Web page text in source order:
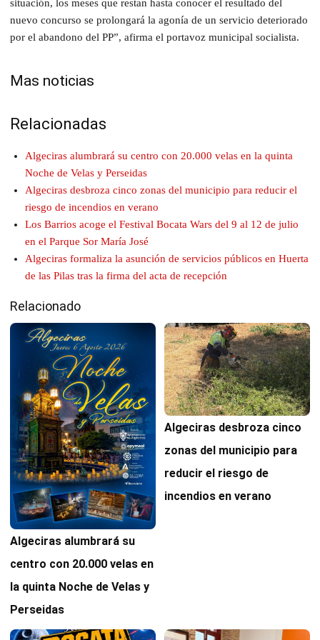
situación, los meses que restan hasta conocer el resultado del
nuevo concurso se prolongará la agonía de un servicio deteriorado
por el abandono del PP”, afirma el portavoz municipal socialista.
Mas noticias
Relacionadas
Algeciras alumbrará su centro con 20.000 velas en la quinta
Noche de Velas y Perseidas
Algeciras desbroza cinco zonas del municipio para reducir el
riesgo de incendios en verano
Los Barrios acoge el Festival Bocata Wars del 9 al 12 de julio
en el Parque Sor María José
Algeciras formaliza la asunción de servicios públicos en Huerta
de las Pilas tras la firma del acta de recepción
Relacionado
Algeciras alumbrará su
centro con 20.000 velas en
la quinta Noche de Velas y
Perseidas
Algeciras desbroza cinco
zonas del municipio para
reducir el riesgo de
incendios en verano